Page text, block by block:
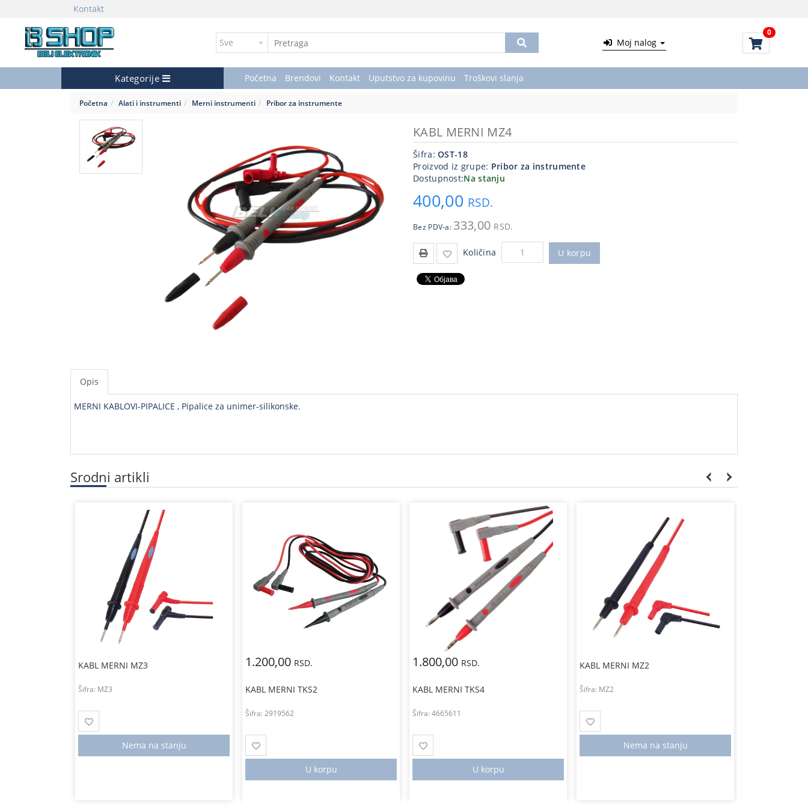
Kontakt
Moj nalog
0
Kategorije Početna Brendovi Kontakt Uputstvo za kupovinu Troškovi slanja
Početna Alati i instrumenti Merni instrumenti Pribor za instrumente
KABL MERNI MZ4
Šifra:OST-18
Proizvod iz grupe: Pribor za instrumente
Dostupnost:Na stanju
400,00 RSD.
Bez PDV-a: 333,00 RSD.
Količina U korpu
Opis
MERNI KABLOVI-PIPALICE , Pipalice za unimer-silikonske.
Srodni artikli
KABL MERNI MZ3
Šifra: MZ3
Nema na stanju
1.200,00 RSD.
KABL MERNI TKS2
Šifra:2919562
U korpu
1.800,00 RSD.
KABL MERNI TKS4
Šifra:4665611
U korpu
KABL MERNI MZ2
Šifra: MZ2
Nema na stanju